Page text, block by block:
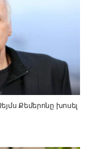
Քեմերոնը խոսել